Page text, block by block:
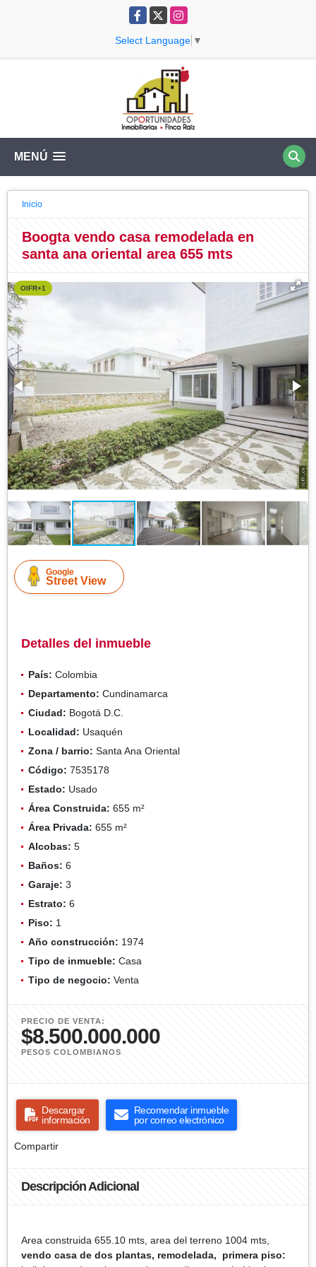
Facebook
X Instagram
Select Language ▼
MENÚ
Inicio
Boogta vendo casa remodelada en
santa ana oriental area 655 mts
OIFR+1
Google
Street View
Detalles del inmueble
País: Colombia
Departamento: Cundinamarca
Ciudad: Bogotá D.C.
Localidad: Usaquén
Zona / barrio: Santa Ana Oriental
Código: 7535178
Estado: Usado
Área Construida: 655 m²
Área Privada: 655 m²
Alcobas: 5
Baños: 6
Garaje: 3
Estrato: 6
Piso: 1
Año construcción: 1974
Tipo de inmueble: Casa
Tipo de negocio: Venta
PRECIO DE VENTA:
$8.500.000.000
PESOS COLOMBIANOS
Descargar
información
Recomendar inmueble
por correo electrónico
Compartir
Descripción Adicional
Area construida 655.10 mts, area del terreno 1004 mts,
vendo casa de dos plantas, remodelada,
primera piso: